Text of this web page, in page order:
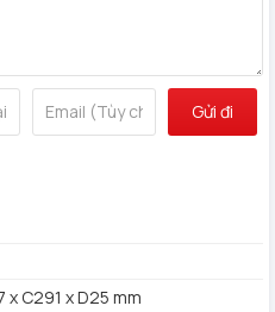
x C291 x D25 mm
Gửi đi
C291 x D25 mm